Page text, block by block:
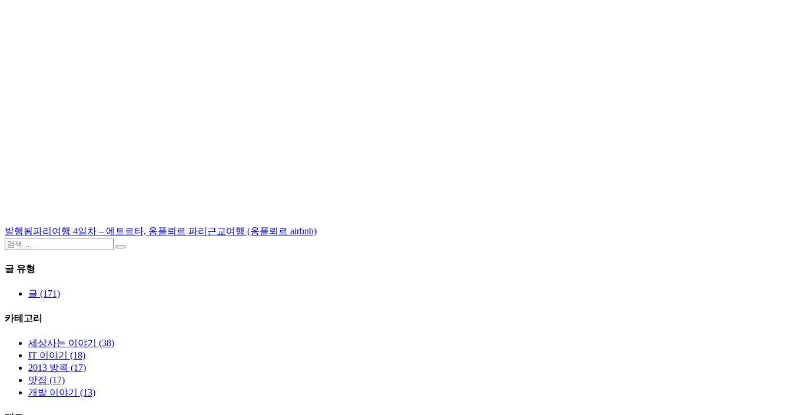
글
탐
색
발행됨파리여행 4일차 – 에트르타, 옹플뢰르 파리근교여행 (옹플뢰르 airbnb)
검
검
글 유형
글 (171)
카테고리
세상사는 이야기 (38)
IT 이야기 (18)
2013 방콕 (17)
맛집 (17)
개발 이야기 (13)